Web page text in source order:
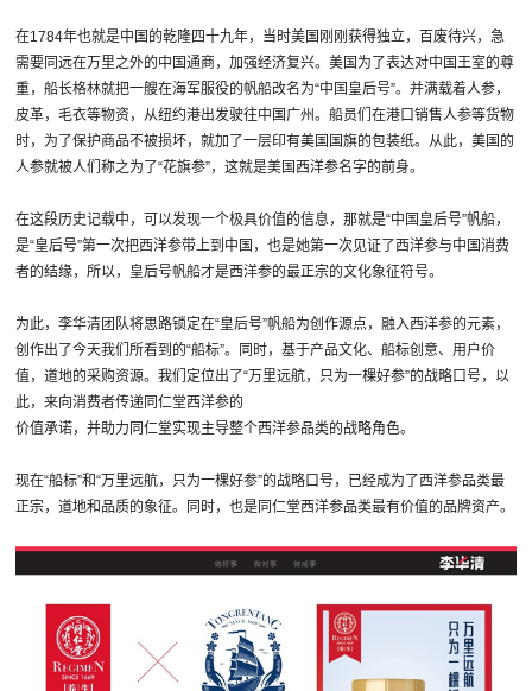
在1784年也就是中国的乾隆四十九年，当时美国刚刚获得独立，百废待兴，急
需要同远在万里之外的中国通商，加强经济复兴。美国为了表达对中国王室的尊
重，船长格林就把一艘在海军服役的帆船改名为“中国皇后号”。并满载着人参，
皮革，毛衣等物资，从纽约港出发驶往中国广州。船员们在港口销售人参等货物
时，为了保护商品不被损坏，就加了一层印有美国国旗的包装纸。从此，美国的
人参就被人们称之为了“花旗参”，这就是美国西洋参名字的前身。
在这段历史记载中，可以发现一个极具价值的信息，那就是“中国皇后号”帆船，
是“皇后号”第一次把西洋参带上到中国，也是她第一次见证了西洋参与中国消费
者的结缘，所以，皇后号帆船才是西洋参的最正宗的文化象征符号。
为此，李华清团队将思路锁定在“皇后号”帆船为创作源点，融入西洋参的元素，
创作出了今天我们所看到的“船标”。同时，基于产品文化、船标创意、用户价
值，道地的采购资源。我们定位出了“万里远航，只为一棵好参”的战略口号，以
此，来向消费者传递同仁堂西洋参的
价值承诺，并助力同仁堂实现主导整个西洋参品类的战略角色。
现在“船标”和“万里远航，只为一棵好参”的战略口号，已经成为了西洋参品类最
正宗，道地和品质的象征。同时，也是同仁堂西洋参品类最有价值的品牌资产。